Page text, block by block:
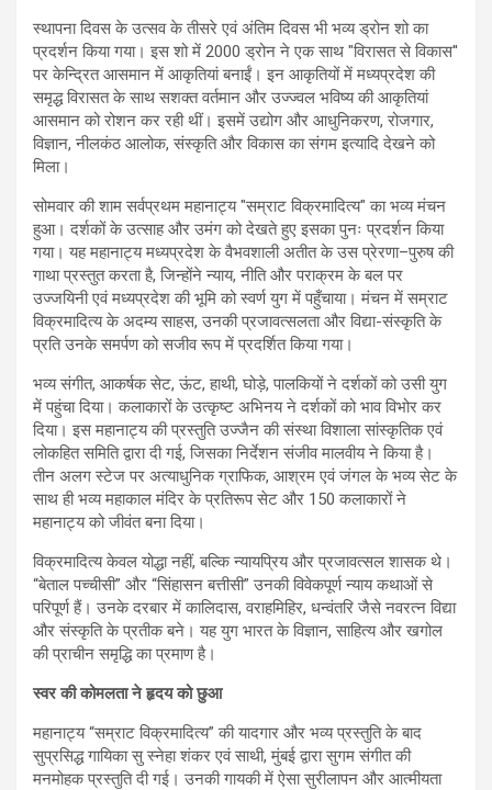
स्थापना दिवस के उत्सव के तीसरे एवं अंतिम दिवस भी भव्य ड्रोन शो का
प्रदर्शन किया गया। इस शो में 2000 ड्रोन ने एक साथ "विरासत से विकास''
पर केन्द्रित आसमान में आकृतियां बनाईं। इन आकृतियों में मध्यप्रदेश की
समृद्ध विरासत के साथ सशक्त वर्तमान और उज्ज्वल भविष्य की आकृतियां
आसमान को रोशन कर रही थीं। इसमें उद्योग और आधुनिकरण, रोजगार,
विज्ञान, नीलकंठ आलोक, संस्कृति और विकास का संगम इत्यादि देखने को
मिला।
सोमवार की शाम सर्वप्रथम महानाट्य "सम्राट विक्रमादित्य" का भव्य मंचन
हुआ। दर्शकों के उत्साह और उमंग को देखते हुए इसका पुनः प्रदर्शन किया
गया। यह महानाट्य मध्यप्रदेश के वैभवशाली अतीत के उस प्रेरणा–पुरुष की
गाथा प्रस्तुत करता है, जिन्होंने न्याय, नीति और पराक्रम के बल पर
उज्जयिनी एवं मध्यप्रदेश की भूमि को स्वर्ण युग में पहुँचाया। मंचन में सम्राट
विक्रमादित्य के अदम्य साहस, उनकी प्रजावत्सलता और विद्या-संस्कृति के
प्रति उनके समर्पण को सजीव रूप में प्रदर्शित किया गया।
भव्य संगीत, आकर्षक सेट, ऊंट, हाथी, घोड़े, पालकियों ने दर्शकों को उसी युग
में पहुंचा दिया। कलाकारों के उत्कृष्ट अभिनय ने दर्शकों को भाव विभोर कर
दिया। इस महानाट्य की प्रस्तुति उज्जैन की संस्था विशाला सांस्कृतिक एवं
लोकहित समिति द्वारा दी गई, जिसका निर्देशन संजीव मालवीय ने किया है।
तीन अलग स्टेज पर अत्याधुनिक ग्राफिक, आश्रम एवं जंगल के भव्य सेट के
साथ ही भव्य महाकाल मंदिर के प्रतिरूप सेट और 150 कलाकारों ने
महानाट्य को जीवंत बना दिया।
विक्रमादित्य केवल योद्धा नहीं, बल्कि न्यायप्रिय और प्रजावत्सल शासक थे।
“बेताल पच्चीसी” और “सिंहासन बत्तीसी” उनकी विवेकपूर्ण न्याय कथाओं से
परिपूर्ण हैं। उनके दरबार में कालिदास, वराहमिहिर, धन्वंतरि जैसे नवरत्न विद्या
और संस्कृति के प्रतीक बने। यह युग भारत के विज्ञान, साहित्य और खगोल
की प्राचीन समृद्धि का प्रमाण है।
स्वर की कोमलता ने हृदय को छुआ
महानाट्य “सम्राट विक्रमादित्य” की यादगार और भव्य प्रस्तुति के बाद
सुप्रसिद्ध गायिका सु स्नेहा शंकर एवं साथी, मुंबई द्वारा सुगम संगीत की
मनमोहक प्रस्तुति दी गई। उनकी गायकी में ऐसा सुरीलापन और आत्मीयता